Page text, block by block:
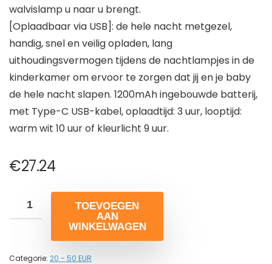
walvislamp u naar u brengt.
[Oplaadbaar via USB]: de hele nacht metgezel,
handig, snel en veilig opladen, lang
uithoudingsvermogen tijdens de nachtlampjes in de
kinderkamer om ervoor te zorgen dat jij en je baby
de hele nacht slapen. 1200mAh ingebouwde batterij,
met Type-C USB-kabel, oplaadtijd: 3 uur, looptijd:
warm wit 10 uur of kleurlicht 9 uur.
€27.24
TOEVOEGEN
AAN
WINKELWAGEN
Categorie: 20 - 50 EUR